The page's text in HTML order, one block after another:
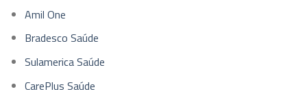
Amil One
Bradesco Saúde
Sulamerica Saúde
CarePlus Saúde